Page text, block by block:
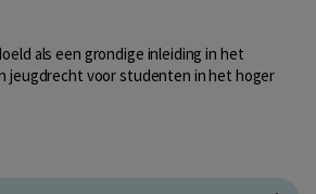
als een grondige inleiding in het
jeugdrecht voor studenten in het hoger